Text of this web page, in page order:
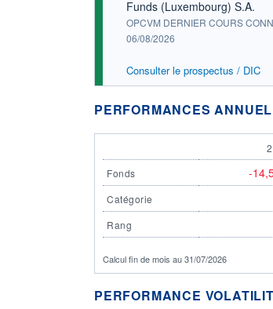
Funds (Luxembourg) S.A.
OPCVM DERNIER COURS
06/08/2026
Consulter le prospectus / DIC
PERFORMANCES
Fonds
-
Catégorie
Rang
Calcul fin de mois au 31/07/2026
PERFORMANCE